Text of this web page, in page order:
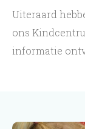
Uiteraard
ons
informatie